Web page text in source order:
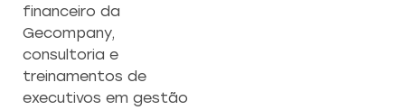
financeiro da
Gecompany,
consultoria e
treinamentos de
executivos em gestão